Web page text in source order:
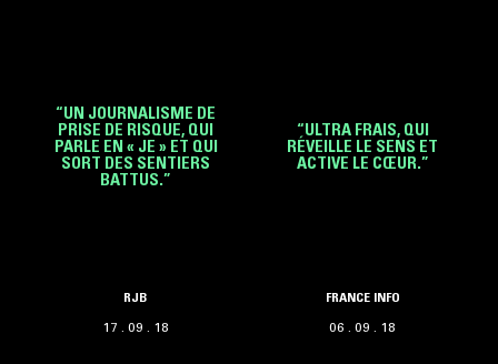
“UN JOURNALISME DE
PRISE DE RISQUE, QUI
PARLE EN « JE » ET QUI
SORT DES SENTIERS
BATTUS.”
RJB
17 . 09 . 18
“ULTRA FRAIS, QUI
RÉVEILLE LE SENS ET
ACTIVE LE CŒUR.”
FRANCE INFO
06 . 09 . 18